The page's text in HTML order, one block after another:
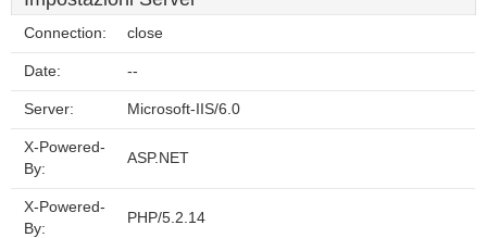
Connection: close
Date: --
Server: Microsoft-IIS/6.0
X-Powered-
By:
ASP.NET
X-Powered-
By:
PHP/5.2.14